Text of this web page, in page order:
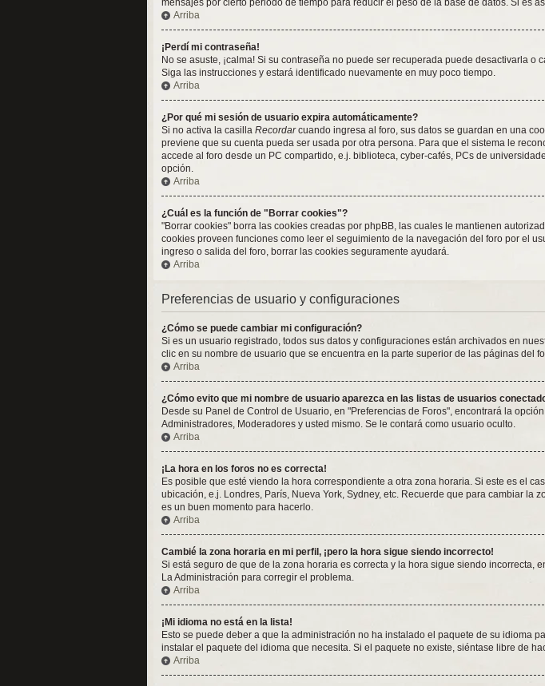
mensajes por cierto periodo de tiempo para reducir el peso de la base de datos. Si es
Arriba
¡Perdí mi contraseña!
No se asuste, ¡calma! Si su contraseña no puede ser recuperada puede desactivarla
Siga las instrucciones y estará identificado nuevamente en muy poco tiempo.
Arriba
¿Por qué mi sesión de usuario expira automáticamente?
Si no activa la casilla Recordarcuando ingresa al foro, sus datos se guardan en una
previene que su cuenta pueda ser usada por otra persona. Para que el sistema le
accede al foro desde un PC compartido, e.j. biblioteca, cyber-cafés, PCs de
opción.
Arriba
¿Cuál es la función de "Borrar cookies"?
"Borrar cookies" borra las cookies creadas por phpBB, las cuales le mantienen
cookies proveen funciones como leer el seguimiento de la navegación del foro por el
ingreso o salida del foro, borrar las cookies seguramente ayudará.
Arriba
Preferencias de usuario y configuraciones
¿Cómo se puede cambiar mi configuración?
Si es un usuario registrado, todos sus datos y configuraciones están archivados en
clic en su nombre de usuario que se encuentra en la parte superior de las páginas del
Arriba
¿Cómo evito que mi nombre de usuario aparezca en las listas de usuarios
Desde su Panel de Control de Usuario, en "Preferencias de Foros", encontrará la opción
Administradores, Moderadores y usted mismo. Se le contará como usuario oculto.
Arriba
¡La hora en los foros no es correcta!
Es posible que esté viendo la hora correspondiente a otra zona horaria. Si este es el
ubicación, e.j. Londres, París, Nueva York, Sydney, etc. Recuerde que para cambiar la
es un buen momento para hacerlo.
Arriba
Cambié la zona horaria en mi perfil, ¡pero la hora sigue siendo incorrecto!
Si está seguro de que de la zona horaria es correcta y la hora sigue siendo
La Administración para corregir el problema.
Arriba
¡Mi idioma no está en la lista!
Esto se puede deber a que la administración no ha instalado el paquete de su idioma
instalar el paquete del idioma que necesita. Si el paquete no existe, siéntase libre de
Arriba